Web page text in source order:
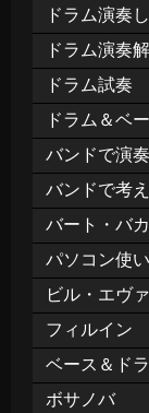
ドラム演奏
ドラム演奏
ドラム試奏
ドラム＆ベ
バンドで演
バンドで考
バート・バ
パソコン使
ビル・エヴ
フィルイン
ベース＆ド
ボサノバ